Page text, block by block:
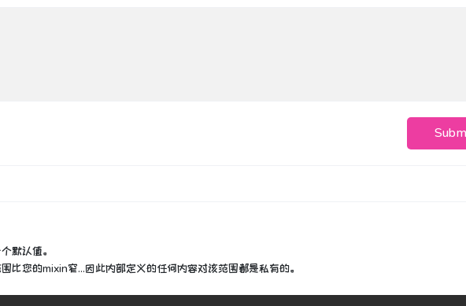
默认值。
比您的mixin窄...因此内部定义的任何内容对该范围都是私有的。